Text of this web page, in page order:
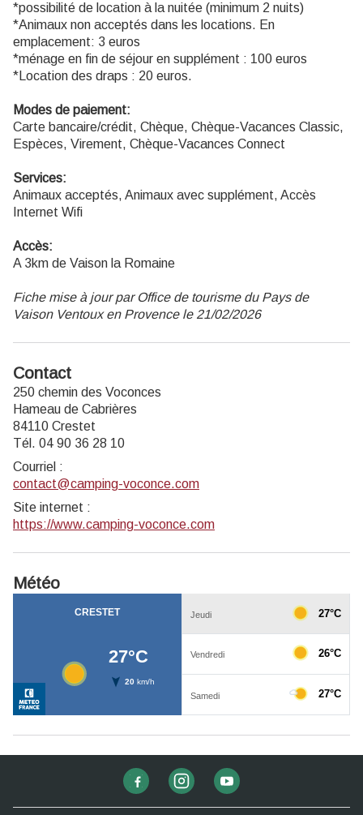
*possibilité de location à la nuitée (minimum 2 nuits)
*Animaux non acceptés dans les locations. En
emplacement: 3 euros
*ménage en fin de séjour en supplément : 100 euros
*Location des draps : 20 euros.
Modes de paiement:
Carte bancaire/crédit, Chèque, Chèque-Vacances Classic,
Espèces, Virement, Chèque-Vacances Connect
Services:
Animaux acceptés, Animaux avec supplément, Accès
Internet Wifi
Accès:
A 3km de Vaison la Romaine
Fiche mise à jour par Office de tourisme du Pays de
Vaison Ventoux en Provence le 21/02/2026
Contact
250 chemin des Voconces
Hameau de Cabrières
84110 Crestet
Tél. 04 90 36 28 10
Courriel :
contact@camping-voconce.com
Site internet :
https://www.camping-voconce.com
Météo